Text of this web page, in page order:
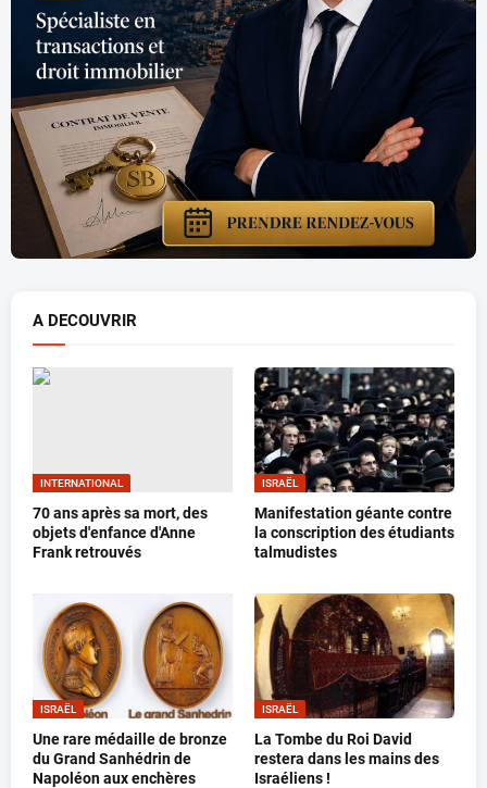
A DECOUVRIR
INTERNATIONAL
70 ans après sa mort, des
objets d'enfance d'Anne
Frank retrouvés
ISRAËL
Manifestation géante contre
la conscription des étudiants
talmudistes
ISRAËL
Une rare médaille de bronze
du Grand Sanhédrin de
Napoléon aux enchères
ISRAËL
La Tombe du Roi David
restera dans les mains des
Israéliens !